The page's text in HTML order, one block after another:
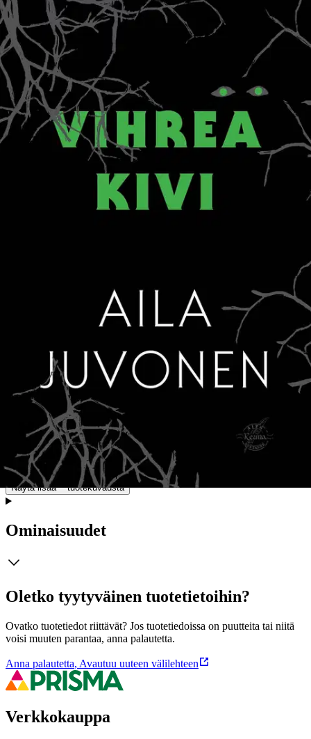
Ei saatavilla
Tuotekuvaus
Emili tulee koulusta kotiin ja huomaa, että koti on tyhjä. Sieltä
puuttuvat äiti, televisio ja olohuoneen matto. Oluet ja viinipullot ovat
poissa. Emilin huoneesta on kadonnut radio ja maastopyörä. Emili
tietää kokemuksesta, että vaikeudet alkavat siitä, jos aikuiset saavat
Skotlannista”, vastaa Emili. Kadonneen äidin etsiminen on parempi
palkkaamansa Kostneri sekä Kirjailija, Saippua, Tokio ja Emili
pitävät kokouksen, jossa he suunnittelevat seuraavaa siirtoa. Vihreä
kivi on kannen karttoineen toisaalta jännittävä seikkailukirja lapsille
ja varhaisnuorille, mutta aikuinen lukee sitä toisenlaisella katseella.
Aila Juvonen on taidokkaasti kuvannut lapset niin, että sukupuoli,
ikäerot ja aikuisten mielestä ”häiriöt” on häivytetty; hän löytää
lapsista heidän syvemmän persoonallisuutensa ja omintakeisen
ajattelutapansa. Opettavaista sävyä kerronnassa ei ole häivääkään,
vaikka Juvonen on tullut tunnetuksi Skidikantti ohjelman kehittäjänä
ja kouluttajana. ”Luonnon viisaus on sitä, että se pitää huolen
riittävän suuresta variaatiosta ihmiskunnassa. Vain siten ihminen
lajina säilyy. Minun elämäntehtäväkseni on avautunut erilaisuuden
voiman tukeminen ja tutkiminen. Tästä kiinnostuksen kohteesta
syntyi työni ja kertomusteni sisältö”, kertoo Juvonen.
Näytä lisää tuotekuvausta
Ominaisuudet
Oletko tyytyväinen tuotetietoihin?
Ovatko tuotetiedot riittävät? Jos tuotetiedoissa on puutteita tai niitä
voisi muuten parantaa, anna palautetta.
Anna palautetta, Avautuu uuteen välilehteen
Verkkokauppa